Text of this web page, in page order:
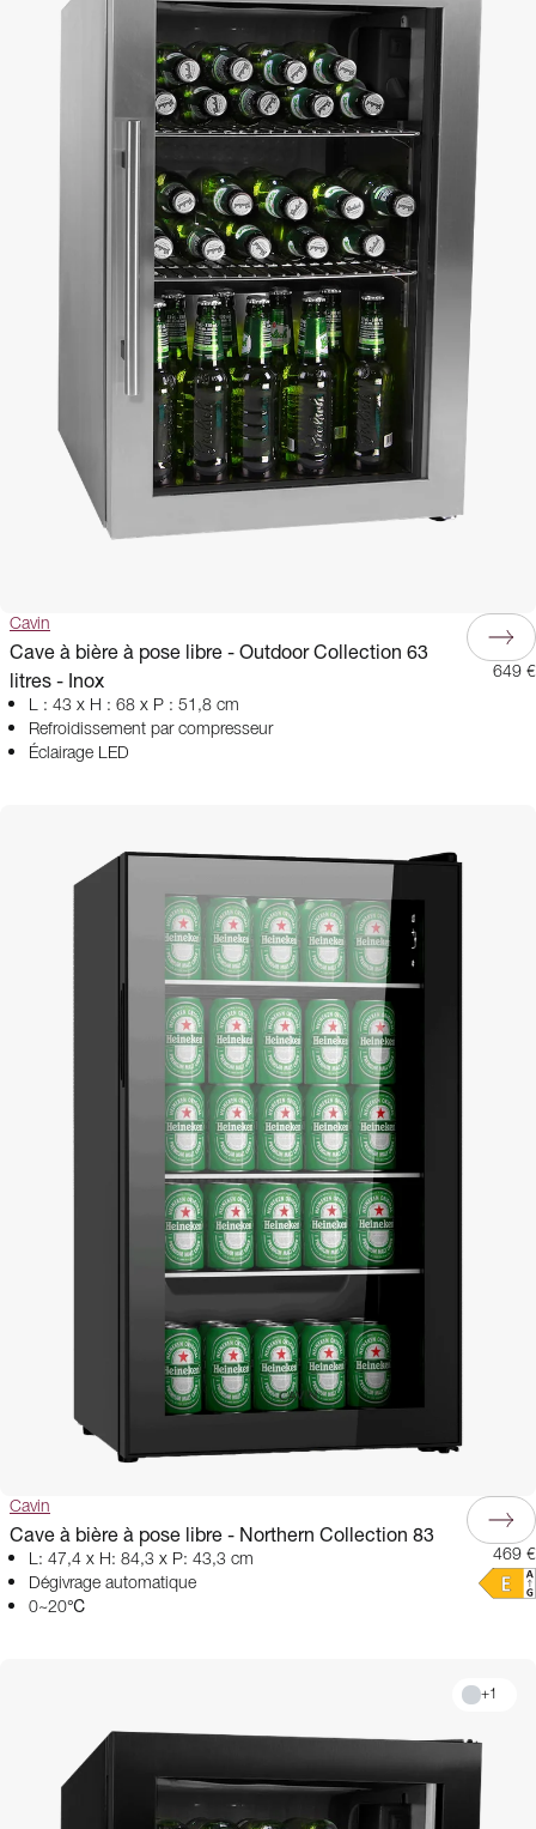
Cavin
Cave à bière à pose libre - Outdoor Collection 63
litres - Inox
L : 43 x H : 68 x P : 51,8 cm
Refroidissement par compresseur
Éclairage LED
649 €
Cavin
Cave à bière à pose libre - Northern Collection 83
L: 47,4 x H: 84,3 x P: 43,3 cm
Dégivrage automatique
0~20℃
469 €
+1